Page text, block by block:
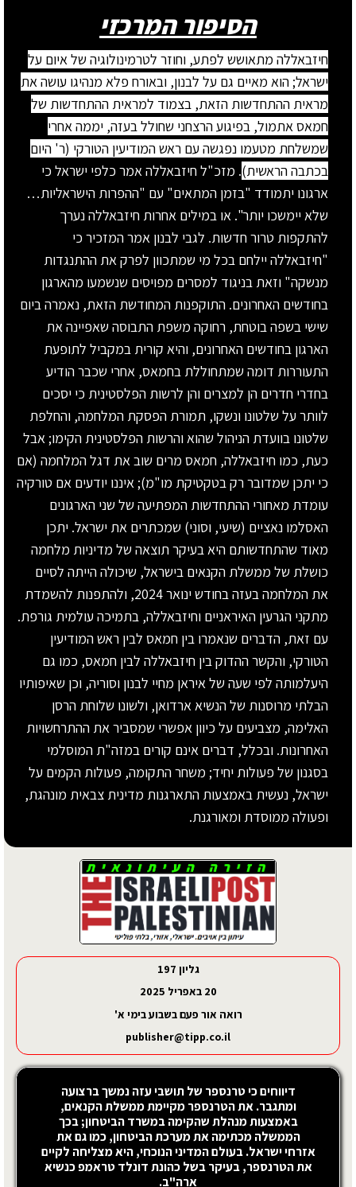
הסיפור המרכזי
חיזבאללה מתאושש לפתע, וחוזר לטרמינולוגיה של איום על
ישראל; הוא מאיים גם על לבנון, ובאורח פלא מנהיגו עושה את
מראית ההתחדשות הזאת, בצמוד למראית ההתחדשות של
חמאס אתמול, בפיגוע הרצחני שחולל בעזה, יממה אחרי
שמשלחת מטעמו נפגשה עם ראש המודיעין הטורקי (ר' היום
בכתבה הראשית). מזכ"ל חיזבאללה אמר כלפי ישראל כי
ארגונו יתמודד "בזמן המתאים" עם "ההפרות הישראליות…
שלא יימשכו יותר". או במילים אחרות חיזבאללה נערך
להתקפות טרור חדשות. לגבי לבנון אמר המזכיר כי
"חיזבאללה יילחם בכל מי שמתכוון לפרק את ההתנגדות
מנשקה" וזאת בניגוד למסרים מפויסים שנשמעו מהארגון
בחודשים האחרונים. התוקפנות המחודשת הזאת, נאמרה ביום
שישי בשפה בוטחת, רחוקה משפת התבוסה שאפיינה את
הארגון בחודשים האחרונים, והיא קורית במקביל לתופעת
התעוררות דומה שמתחוללת בחמאס, אחרי שכבר הודיע
בחדרי חדרים הן למצרים והן לרשות הפלסטינית כי יסכים
לוותר על שלטונו ונשקו, תמורת הפסקת המלחמה, והחלפת
שלטונו בוועדת הניהול שהוא והרשות הפלסטינית הקימו; אבל
כעת, כמו חיזבאללה, חמאס מרים שוב את דגל המלחמה (אם
כי יתכן שמדובר רק בטקטיקת מו"מ); איננו יודעים אם טורקיה
עומדת מאחורי ההתחדשות המפתיעה של שני הארגונים
האסלמו נאציים (שיעי, וסוני) שמכתרים את ישראל. יתכן
מאוד שהתחדשותם היא בעיקר תוצאה של מדיניות מלחמה
כושלת של ממשלת הקנאים בישראל, שיכולה הייתה לסיים
את המלחמה בעזה בחודש ינואר 2024, ולהתפנות להשמדת
מתקני הגרעין האיראניים וחיזבאללה, בתמיכה עולמית גורפת.
עם זאת, הדברים שנאמרו בין חמאס לבין ראש המודיעין
הטורקי, והקשר ההדוק בין חיזבאללה לבין חמאס, כמו גם
היעלמותה לפי שעה של איראן מחיי לבנון וסוריה, וכן שאיפותיו
הבלתי מרוסנות של הנשיא ארדואן, ולשונו שלוחת הרסן
האלימה, מצביעים על כיוון אפשרי שמסביר את ההתרחשויות
האחרונות. ובכלל, דברים אינם קורים במזה"ת המוסלמי
בסגנון של פעולות יחיד; משחר התקומה, פעולות הקמים על
ישראל, נעשית באמצעות התארגנות מדינית צבאית מונהגת,
ופעולה ממוסדת ומאורגנת.
גליון 197
20 באפריל 2025
רואה אור פעם בשבוע בימי א'
publisher@tipp.co.il
דיווחים כי טרנספר של תושבי עזה נמשך ברצועה
ומתגבר. את הטרנספר מקיימת ממשלת הקנאים,
באמצעות מנהלת שהקימה במשרד הביטחון; בכך
הממשלה מכתימה את מערכת הביטחון, כמו גם את
אזרחי ישראל. בעולם המדיני הנוכחי, היא מצליחה לקיים
את הטרנספר, בעיקר בשל כהונת דונלד טראמפ כנשיא
ארה"ב.